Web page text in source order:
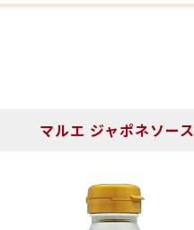
マルエ ジャポネソース